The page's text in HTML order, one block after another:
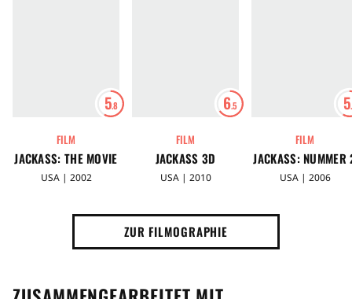
5.8
FILM
JACKASS: THE MOVIE
USA | 2002
6.5
FILM
JACKASS 3D
USA | 2010
5
FILM
JACKASS: NUMMER
USA | 2006
ZUR FILMOGRAPHIE